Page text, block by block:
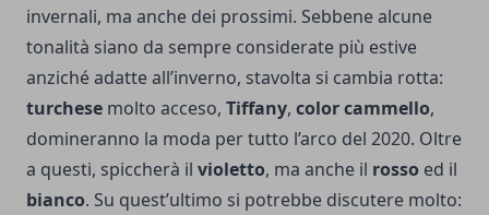
invernali, ma anche dei prossimi. Sebbene alcune
tonalità siano da sempre considerate più estive
anziché adatte all’inverno, stavolta si cambia rotta:
turchese molto acceso, Tiffany, color cammello,
domineranno la moda per tutto l’arco del 2020. Oltre
a questi, spiccherà il violetto, ma anche il rosso ed il
bianco. Su quest’ultimo si potrebbe discutere molto: